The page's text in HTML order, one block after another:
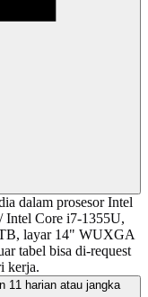
dalam prosesor Intel
Intel Core i7-1355U,
layar 14" WUXGA
tabel bisa di-request
kerja.
11 harian atau jangka